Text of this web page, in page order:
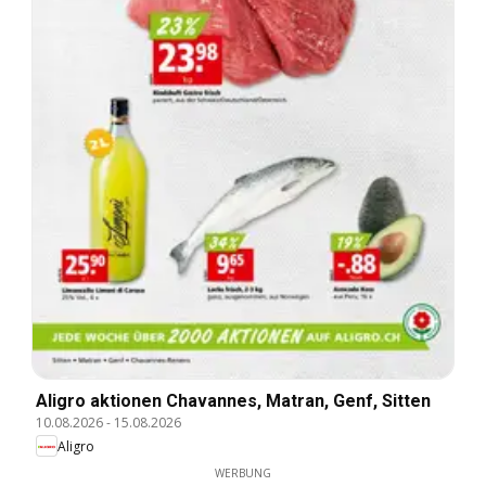
Aligro aktionen Chavannes, Matran, Genf, Sitten
10.08.2026- 15.08.2026
Aligro
WERBUNG